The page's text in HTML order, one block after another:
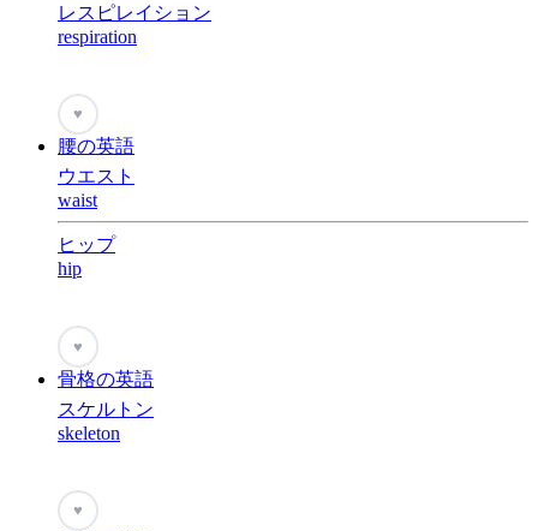
レスピレイション
respiration
♥
腰の英語
ウエスト
waist
ヒップ
hip
♥
骨格の英語
スケルトン
skeleton
♥